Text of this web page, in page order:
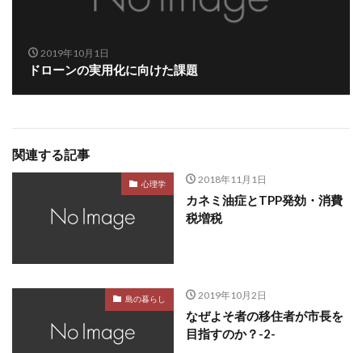
2019年10月1日
ドローンの実用化に向けた課題
関連する記事
心理学 2018年11月1日
カネミ油症とTPP発効・消費
税増税
島の暮らし 2019年10月2日
なぜよそ者の移住者が市長を
目指すのか？-2-